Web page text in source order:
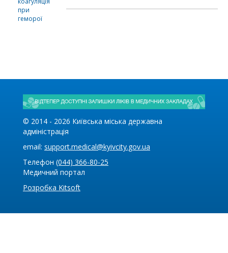
при
геморої
© 2014 - 2026 Київська міська державна
адміністрація
email: support.medical@kyivcity.gov.ua
Телефон (044) 366-80-25
Медичний портал
Розробка Kitsoft